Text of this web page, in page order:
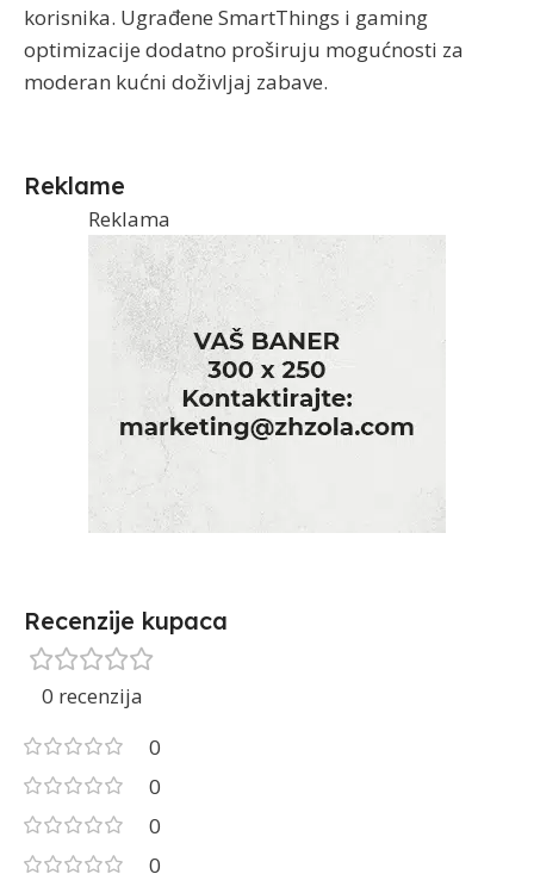
korisnika. Ugrađene SmartThings i gaming
optimizacije dodatno proširuju mogućnosti za
moderan kućni doživljaj zabave.
Reklame
Reklama
Recenzije kupaca
0 recenzija
0
0
0
0